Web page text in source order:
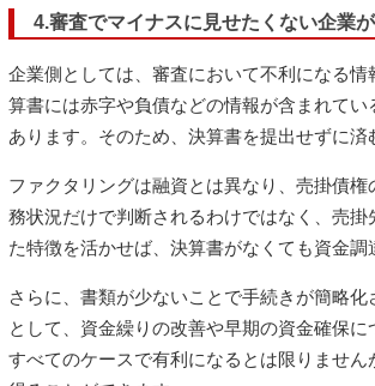
4.審査でマイナスに見せたくない企業
企業側としては、審査において不利になる
算書には赤字や負債などの情報が含まれて
あります。そのため、決算書を提出せずに
ファクタリングは融資とは異なり、売掛債
務状況だけで判断されるわけではなく、売
た特徴を活かせば、決算書がなくても資金調
さらに、書類が少ないことで手続きが簡略
として、資金繰りの改善や早期の資金確保
すべてのケースで有利になるとは限りませ